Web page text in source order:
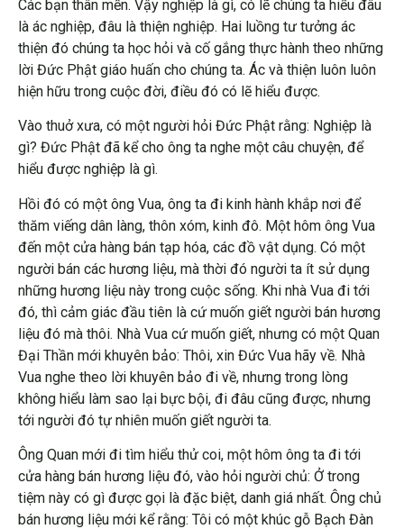
Các bạn thân mến. Vậy nghiệp là gì, có lẽ chúng ta hiểu đâu
là ác nghiệp, đâu là thiện nghiệp. Hai luồng tư tưởng ác
thiện đó chúng ta học hỏi và cố gắng thực hành theo những
lời Đức Phật giáo huấn cho chúng ta. Ác và thiện luôn luôn
hiện hữu trong cuộc đời, điều đó có lẽ hiểu được.
Vào thuở xưa, có một người hỏi Đức Phật rằng: Nghiệp là
gì? Đức Phật đã kể cho ông ta nghe một câu chuyện, để
hiểu được nghiệp là gì.
Hồi đó có một ông Vua, ông ta đi kinh hành khắp nơi để
thăm viếng dân làng, thôn xóm, kinh đô. Một hôm ông Vua
đến một cửa hàng bán tạp hóa, các đồ vật dụng. Có một
người bán các hương liệu, mà thời đó người ta ít sử dụng
những hương liệu này trong cuộc sống. Khi nhà Vua đi tới
đó, thì cảm giác đầu tiên là cứ muốn giết người bán hương
liệu đó mà thôi. Nhà Vua cứ muốn giết, nhưng có một Quan
Đại Thần mới khuyên bảo: Thôi, xin Đức Vua hãy về. Nhà
Vua nghe theo lời khuyên bảo đi về, nhưng trong lòng
không hiểu làm sao lại bực bội, đi đâu cũng được, nhưng
tới người đó tự nhiên muốn giết người ta.
Ông Quan mới đi tìm hiểu thử coi, một hôm ông ta đi tới
cửa hàng bán hương liệu đó, vào hỏi người chủ: Ở trong
tiệm này có gì được gọi là đặc biệt, danh giá nhất. Ông chủ
bán hương liệu mới kể rằng: Tôi có một khúc gỗ Bạch Đàn